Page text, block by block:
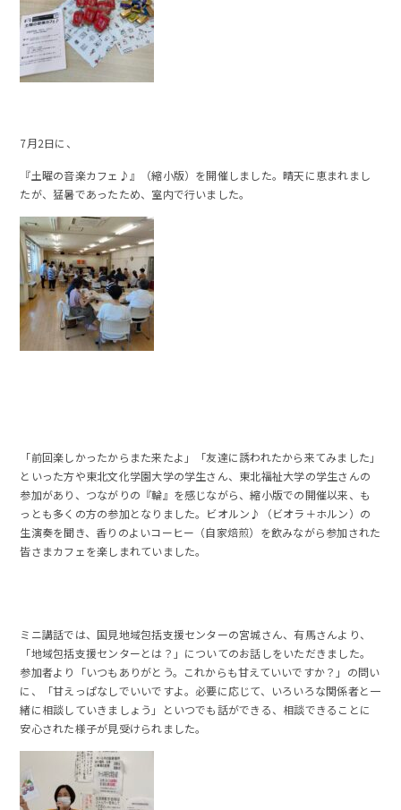
7月2日に、
『土曜の音楽カフェ♪』（縮小版）を開催しました。晴天に恵まれまし
たが、猛暑であったため、室内で行いました。
「前回楽しかったからまた来たよ」「友達に誘われたから来てみました」
といった方や東北文化学園大学の学生さん、東北福祉大学の学生さんの
参加があり、つながりの『輪』を感じながら、縮小版での開催以来、も
っとも多くの方の参加となりました。ビオルン♪（ビオラ＋ホルン）の
生演奏を聞き、香りのよいコーヒー（自家焙煎）を飲みながら参加された
皆さまカフェを楽しまれていました。
ミニ講話では、国見地域包括支援センターの宮城さん、有馬さんより、
「地域包括支援センターとは？」についてのお話しをいただきました。
参加者より「いつもありがとう。これからも甘えていいですか？」の問い
に、「甘えっぱなしでいいですよ。必要に応じて、いろいろな関係者と一
緒に相談していきましょう」といつでも話ができる、相談できることに
安心された様子が見受けられました。